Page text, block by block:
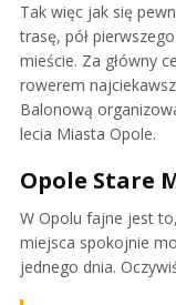
Tak więc jak się
trasę, pół
mieście. Za główny
rowerem
Balonową
lecia Miasta Opole.
Opole Stare
W Opolu fajne jest
miejsca spokojnie
jednego dnia.